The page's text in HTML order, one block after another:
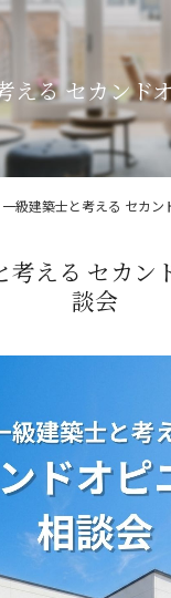
える セカンド
一級建築士と考える セカン
考える セカン
談会